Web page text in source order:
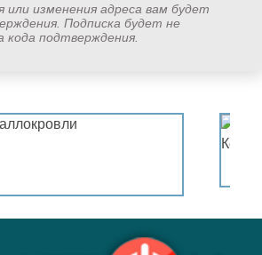
или изменения адреса вам будет
Подписка будет не
кода подтверждения.